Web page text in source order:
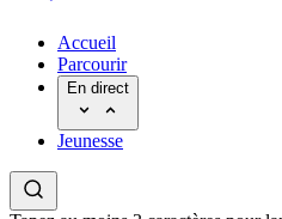
Accueil
Parcourir
En direct
Jeunesse